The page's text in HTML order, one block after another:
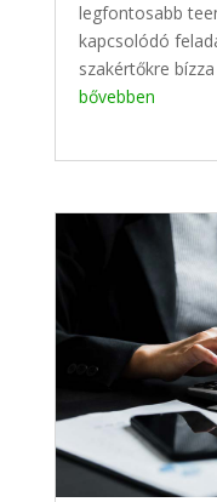
legfontosabb
kapcsolódó
szakértőkre
bővebben